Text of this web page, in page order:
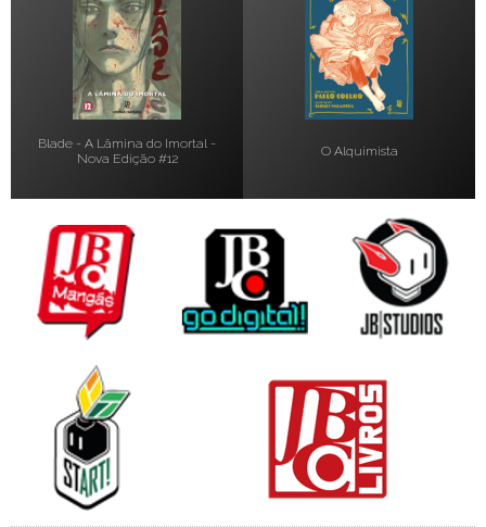
Blade - A Lâmina do Imortal -
Nova Edição #12
O Alquimista